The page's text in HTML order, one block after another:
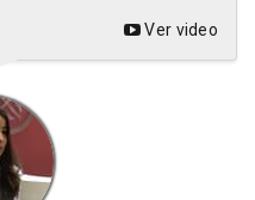
Ver video